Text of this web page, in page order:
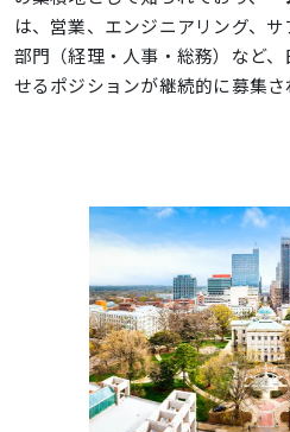
は、営業、エンジニアリング、
部門（経理・人事・総務）など
せるポジションが継続的に募集さ